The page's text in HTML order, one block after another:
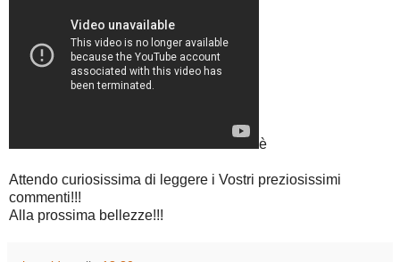
è
Attendo curiosissima di leggere i Vostri preziosissimi
commenti!!!
Alla prossima bellezze!!!